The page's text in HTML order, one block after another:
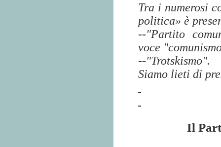
Tra i numerosi
politica» è
--"Partito
voce
--"Trotskismo".
Siamo lieti di
Il